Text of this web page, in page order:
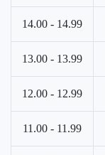
14.00 - 14.99
13.00 - 13.99
12.00 - 12.99
11.00 - 11.99